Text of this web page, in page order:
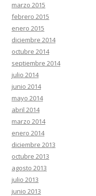
marzo 2015
febrero 2015
enero 2015
diciembre 2014
octubre 2014
septiembre 2014
julio 2014
junio 2014
mayo 2014
abril 2014
marzo 2014
enero 2014
diciembre 2013
octubre 2013
agosto 2013
julio 2013
junio 2013